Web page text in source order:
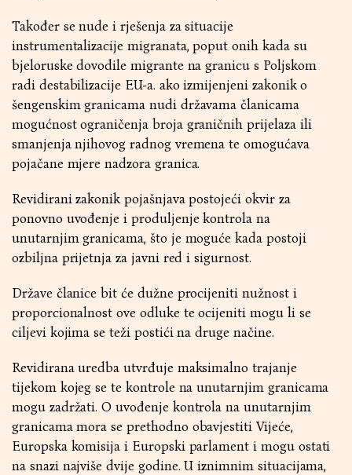
Također se nude i rješenja za situacije
instrumentalizacije migranata, poput onih kada su
bjeloruske dovodile migrante na granicu s Poljskom
radi destabilizacije EU-a. ako izmijenjeni zakonik o
šengenskim granicama nudi državama članicama
mogućnost ograničenja broja graničnih prijelaza ili
smanjenja njihovog radnog vremena te omogućava
pojačane mjere nadzora granica.
Revidirani zakonik pojašnjava postojeći okvir za
ponovno uvođenje i produljenje kontrola na
unutarnjim granicama, što je moguće kada postoji
ozbiljna prijetnja za javni red i sigurnost.
Države članice bit će dužne procijeniti nužnost i
proporcionalnost ove odluke te ocijeniti mogu li se
ciljevi kojima se teži postići na druge načine.
Revidirana uredba utvrđuje maksimalno trajanje
tijekom kojeg se te kontrole na unutarnjim granicama
mogu zadržati. O uvođenje kontrola na unutarnjim
granicama mora se prethodno obavjestiti Vijeće,
Europska komisija i Europski parlament i mogu ostati
na snazi najviše dvije godine. U iznimnim situacijama,